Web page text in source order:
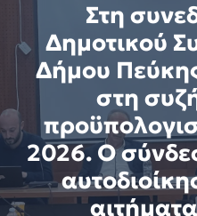
Στη
Δημοτικού
Δήμου
στη
2026. Ο